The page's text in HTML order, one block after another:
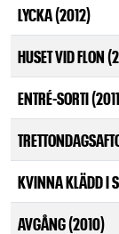
LYCKA (2012)
HUSET VID FLON
ENTRÉ-SORTI
KVINNA KLÄDD I
AVGÅNG (2010)